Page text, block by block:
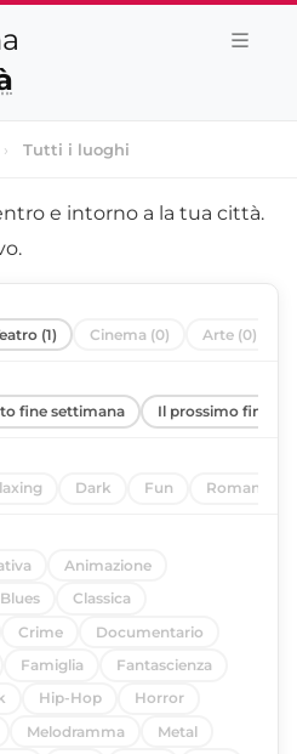
› Tutti i luoghi
e intorno a la tua città.
(1) Cinema (0) Arte (0)
fine settimana Il prossimo fine
Dark Fun Romantic
Animazione
Blues
Classica
Crime
Documentario
Famiglia
Fantascienza
Hip-Hop
Horror
Melodramma
Metal